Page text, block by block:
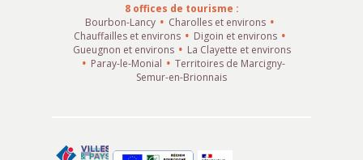
8 offices de tourisme :
Bourbon-Lancy
Charolles et environs
Chauffailles et environs
Digoin et environs
Gueugnon et environs
La Clayette et environs
Paray-le-Monial
Territoires de Marcigny-
Semur-en-Brionnais